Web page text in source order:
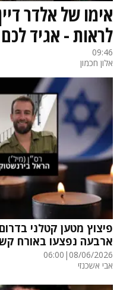
אימו של אלדר
לראות - אגיד
09:46
אלון חכמון
פיצוץ מטען קטלני
ארבעה נפצעו באורח
08/06/2026
|
06:00
אבי אשכנזי